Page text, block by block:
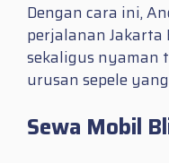
Dengan cara ini,
perjalanan
sekaligus nyaman
urusan sepele
Sewa Mobil